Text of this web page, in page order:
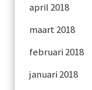
april 2018
maart 2018
februari 2018
januari 2018